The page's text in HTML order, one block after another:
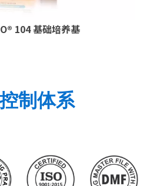
104 基础培养基
制体系